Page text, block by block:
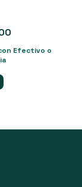
Efectivo o